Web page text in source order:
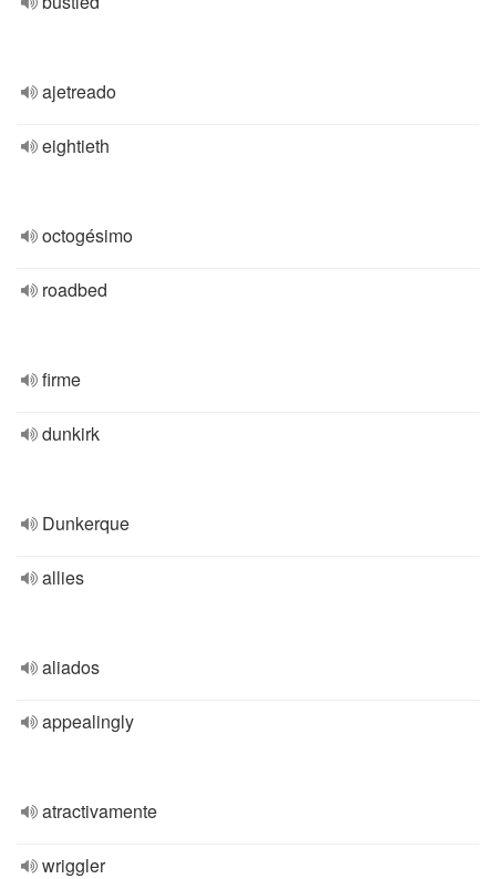
ajetreado
eightieth
octogésimo
roadbed
firme
dunkirk
Dunkerque
allies
aliados
appealingly
atractivamente
wriggler